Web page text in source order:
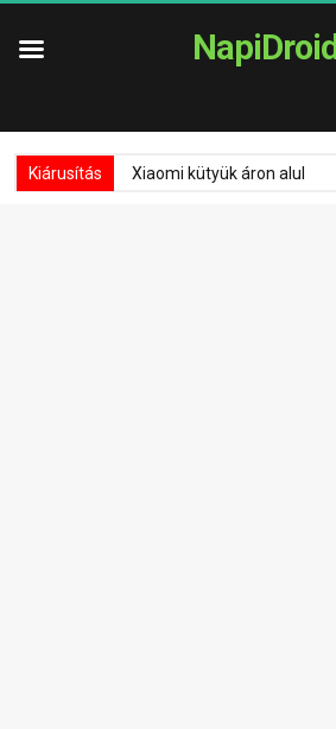
NapiDroid
Kiárusítás Xiaomi kütyük áron alul